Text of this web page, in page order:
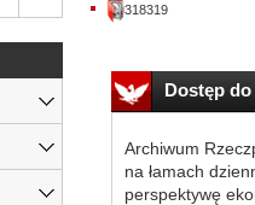
318319
Dostęp
Archiwum
na łamach
perspektywę